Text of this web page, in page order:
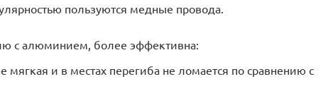
пользуются медные провода.
с алюминием, более эффективна:
мягкая и в местах перегиба не ломается по сравнению с